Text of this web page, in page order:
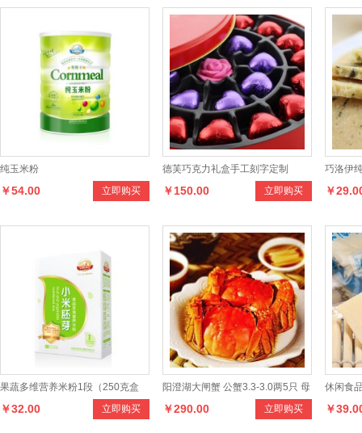
纯玉米粉
立即购买
￥54.00
德芙巧克力礼盒手工刻字定制
立即购买
￥150.00
巧洛伊
干办公
￥
果蔬多维营养米粉1段（250克盒
装） 立即购买
￥32.00
阳澄湖大闸蟹 公蟹3.3-3.0两5只 母
蟹2.3-2.0两5只 立即购买
￥290.00
休闲食
￥